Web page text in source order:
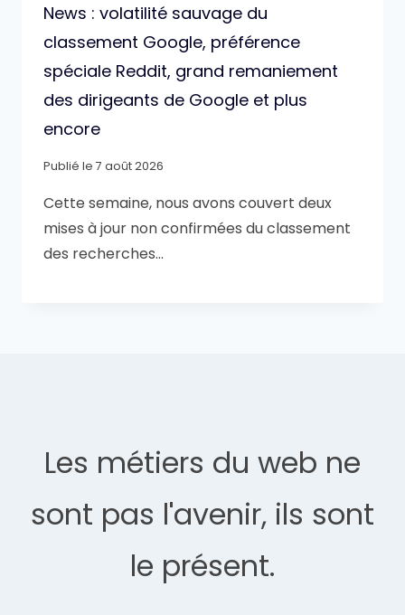
News : volatilité sauvage du
classement Google, préférence
spéciale Reddit, grand remaniement
des dirigeants de Google et plus
encore
Publié le 7 août 2026
Cette semaine, nous avons couvert deux
mises à jour non confirmées du classement
des recherches…
Les métiers du web ne
sont pas l'avenir, ils sont
le présent.